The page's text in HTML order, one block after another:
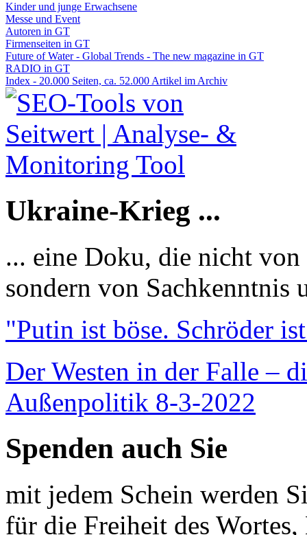
Kinder und junge Erwachsene
Messe und Event
Autoren in GT
Firmenseiten in GT
Future of Water - Global Trends - The new magazine in GT
RADIO in GT
Index - 20.000 Seiten, ca. 52.000 Artikel im Archiv
Ukraine-Krieg ...
... eine Doku, die nicht
sondern von Sachkenntnis
"Putin ist böse. Schröder
Der Westen in der Falle –
Außenpolitik 8-3-2022
Spenden auch Sie
mit jedem Schein werden
für die Freiheit des